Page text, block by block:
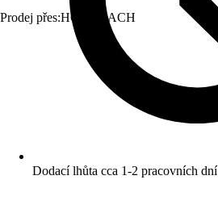
Prodej přes:HORNBACH
Dodací lhůta cca 1-2 pracovních dní